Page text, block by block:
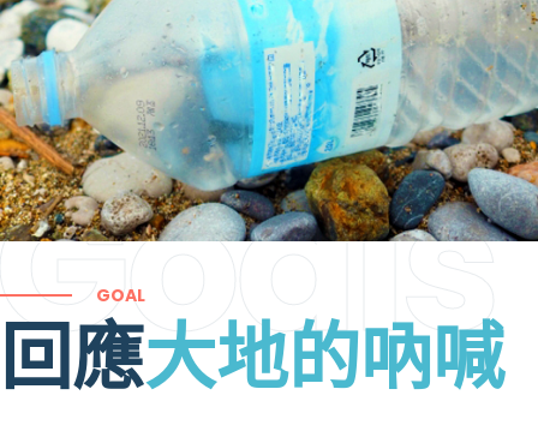
GOAL
回應大地的吶喊